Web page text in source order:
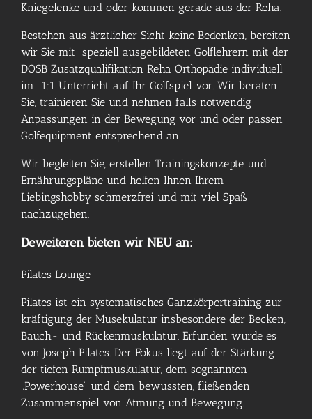
Kniegelenke und oder kommen gerade aus der Reha.
Bestehen aus ärztlicher Sicht keine Bedenken, bereiten
wir Sie mit speziell ausgebildeten Golflehrern mit der
DOSB Zusatzqualifikation Reha Orthopädie individuell
im 1:1 Unterricht auf Ihr Golfspiel vor. Wir beraten
Sie, trainieren Sie und nehmen falls notwendig
Anpassungen in der Bewegung vor und oder passen
Golfequipment entsprechend an.
Wir begleiten Sie, erstellen Trainingskonzepte und
Ernährungspläne und helfen Ihnen Ihrem
Liebingshobby schmerzfrei und mit viel Spaß
nachzugehen.
Deweiteren bieten wir NEU an:
Pilates Lounge
Pilates ist ein systematisches Ganzkörpertraining zur
kräftigung der Musekulatur insbesondere der Becken,
Bauch- und Rückenmuskulatur. Erfunden wurde es
von Joseph Pilates. Der Fokus liegt auf der Stärkung
der tiefen Rumpfmuskulatur, dem sognannten
„Powerhouse“ und dem bewussten, fließenden
Zusammenspiel von Atmung und Bewegung.